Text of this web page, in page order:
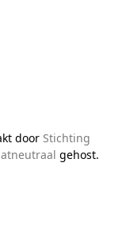
door Stichting
gehost.